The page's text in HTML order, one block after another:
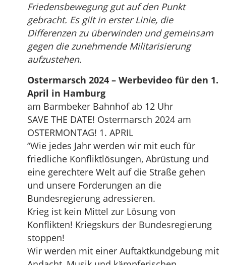
Friedensbewegung gut auf den Punkt
gebracht. Es gilt in erster Linie, die
Differenzen zu überwinden und gemeinsam
gegen die zunehmende Militarisierung
aufzustehen.
Ostermarsch 2024 – Werbevideo für den 1.
April in Hamburg
am Barmbeker Bahnhof ab 12 Uhr
SAVE THE DATE! Ostermarsch 2024 am
OSTERMONTAG! 1. APRIL
“Wie jedes Jahr werden wir mit euch für
friedliche Konfliktlösungen, Abrüstung und
eine gerechtere Welt auf die Straße gehen
und unsere Forderungen an die
Bundesregierung adressieren.
Krieg ist kein Mittel zur Lösung von
Konflikten! Kriegskurs der Bundesregierung
stoppen!
Wir werden mit einer Auftaktkundgebung mit